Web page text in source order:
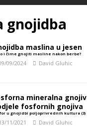
gnojidba
maslina u jesen
i čime gnojiti masline nakon berbe?
09/2024 David Gluhic
mineralna
fosfornih gnojiva
u gnojidbi poljoprivrednih kultura (3)
11/2021 David Gluhic